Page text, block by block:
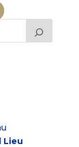
Lieu